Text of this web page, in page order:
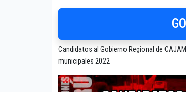
Candidatos al Gobierno Regional de
municipales 2022